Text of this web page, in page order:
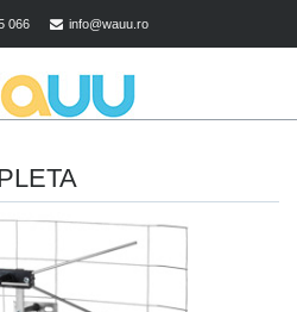
066 info@wauu.ro